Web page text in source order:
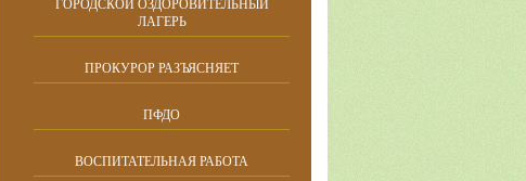
ГОРОДСКОЙ ОЗДОРОВИТЕЛЬНЫЙ
ЛАГЕРЬ
ПРОКУРОР РАЗЪЯСНЯЕТ
ПФДО
ВОСПИТАТЕЛЬНАЯ РАБОТА